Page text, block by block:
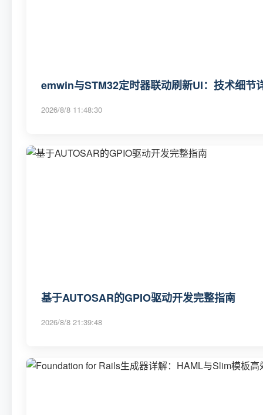
emwin与STM32定时器联动刷新UI：技术细节
2026/8/8 11:48:30
基于AUTOSAR的GPIO驱动开发完整指南
2026/8/8 21:39:48